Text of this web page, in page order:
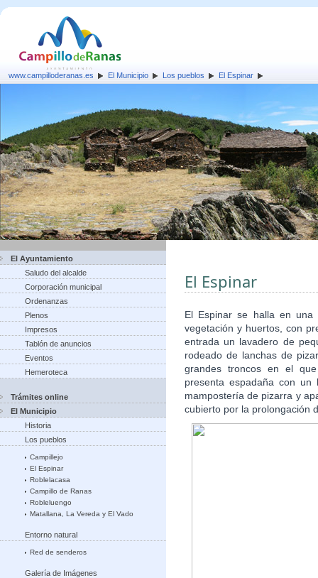
www.campilloderanas.es El Municipio Los pueblos El Espinar
El Ayuntamiento
Saludo del alcalde
Corporación municipal
Ordenanzas
Plenos
Impresos
Tablón de anuncios
Eventos
Hemeroteca
Trámites online
El Municipio
Historia
Los pueblos
Campillejo
El Espinar
Roblelacasa
Campillo de Ranas
Robleluengo
Matallana, La Vereda y El Vado
Entorno natural
Red de senderos
Galería de Imágenes
El Espinar
El Espinar se halla en una
vegetación y huertos, con
entrada un lavadero de
rodeado de lanchas de
grandes troncos en el
presenta espadaña con un
mampostería de pizarra y
cubierto por la prolongación